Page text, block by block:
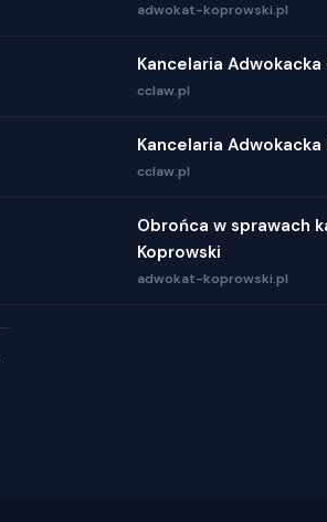
adwokat-koprowski.pl
Kancelaria Adwokacka
cclaw.pl
Kancelaria Adwokacka
cclaw.pl
Obrońca w sprawach
Koprowski
adwokat-koprowski.pl